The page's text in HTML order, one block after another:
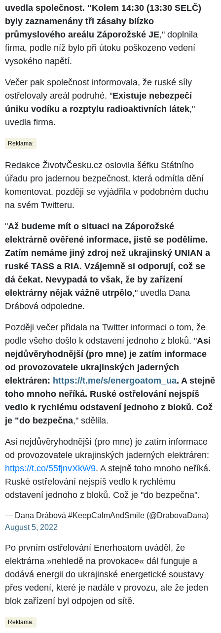
uvedla společnost. "Kolem 14:30 (13:30 SELČ)
byly zaznamenány tři zásahy blízko
průmyslového areálu Záporožské JE," doplnila
firma, podle níž bylo při útoku poškozeno vedení
vysokého napětí.
Večer pak společnost informovala, že ruské síly
ostřelovaly areál podruhé. "Existuje nebezpečí
úniku vodíku a rozptylu radioaktivních látek,"
uvedla firma.
Reklama:
Redakce ŽivotvČesku.cz oslovila šéfku Státního
úřadu pro jadernou bezpečnost, která odmítla dění
komentovat, později se vyjádřila v podobném duchu
na svém Twitteru.
"Až budeme mít o situaci na Záporožské
elektrárně ověřené informace, jistě se podělíme.
Zatím nemáme jiný zdroj než ukrajinský UNIAN a
ruské TASS a RIA. Vzájemně si odporují, což se
dá čekat. Nevypadá to však, že by zařízení
elektrárny nějak vážně utrpělo," uvedla Dana
Drábová odpoledne.
Později večer přidala na Twitter informaci o tom, že
podle všeho došlo k odstavení jednoho z bloků. "Asi
nejdůvěryhodnější (pro mne) je zatím informace
od provozovatele ukrajinských jaderných
elektráren: https://t.me/s/energoatom_ua. A stejně
toho mnoho neříká. Ruské ostřelování nejspíš
vedlo k rychlému odstavení jednoho z bloků. Což
je "do bezpečna," sdělila.
Asi nejdůvěryhodnější (pro mne) je zatím informace
od provozovatele ukrajinských jaderných elektráren:
https://t.co/55fjnvXkW9. A stejně toho mnoho neříká.
Ruské ostřelování nejspíš vedlo k rychlému
odstavení jednoho z bloků. Což je "do bezpečna".
— Dana Drábová #KeepCalmAndSmile (@DrabovaDana)
August 5, 2022
Po prvním ostřelování Enerhoatom uváděl, že
elektrárna »nehledě na provokace« dál funguje a
dodává energii do ukrajinské energetické soustavy
přes vedení, které je nadále v provozu, ale že jeden
blok zařízení byl odpojen od sítě.
Reklama: